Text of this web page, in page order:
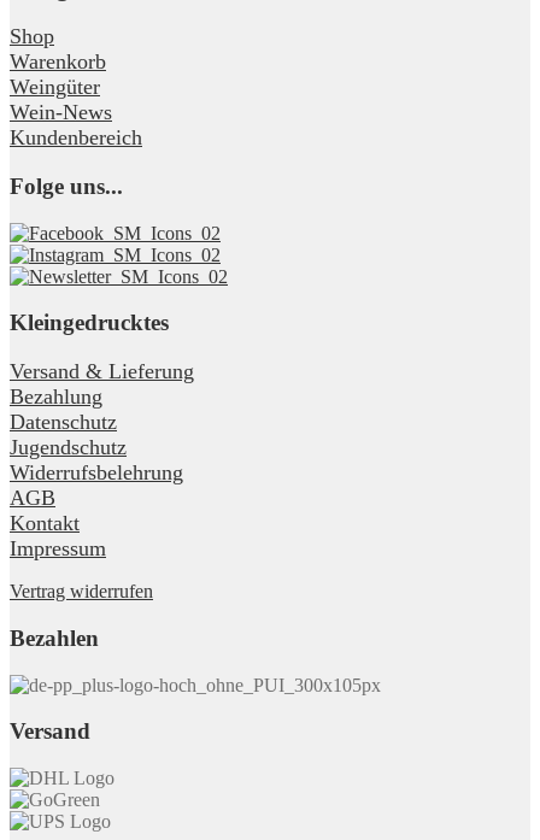
Shop
Warenkorb
Weingüter
Wein-News
Kundenbereich
Folge uns...
Kleingedrucktes
Versand & Lieferung
Bezahlung
Datenschutz
Jugendschutz
Widerrufsbelehrung
AGB
Kontakt
Impressum
Vertrag widerrufen
Bezahlen
Versand